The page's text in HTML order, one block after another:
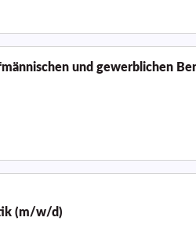
und gewerblichen
(m/w/d)